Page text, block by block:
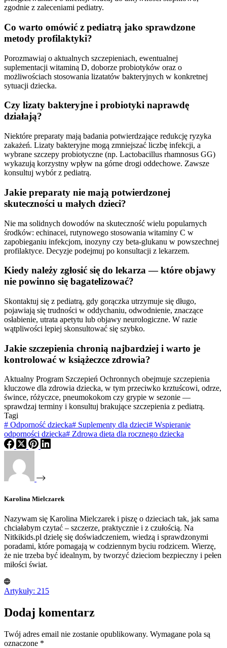
zgodnie z zaleceniami pediatry.
Co warto omówić z pediatrą jako sprawdzone
metody profilaktyki?
Porozmawiaj o aktualnych szczepieniach, ewentualnej
suplementacji witaminą D, doborze probiotyków oraz o
możliwościach stosowania lizatatów bakteryjnych w konkretnej
sytuacji dziecka.
Czy lizaty bakteryjne i probiotyki naprawdę
działają?
Niektóre preparaty mają badania potwierdzające redukcję ryzyka
zakażeń. Lizaty bakteryjne mogą zmniejszać liczbę infekcji, a
wybrane szczepy probiotyczne (np. Lactobacillus rhamnosus GG)
wykazują korzystny wpływ na górne drogi oddechowe. Zawsze
konsultuj wybór z pediatrą.
Jakie preparaty nie mają potwierdzonej
skuteczności u małych dzieci?
Nie ma solidnych dowodów na skuteczność wielu popularnych
środków: echinacei, rutynowego stosowania witaminy C w
zapobieganiu infekcjom, inozyny czy beta-glukanu w powszechnej
profilaktyce. Decyzje podejmuj po konsultacji z lekarzem.
Kiedy należy zgłosić się do lekarza — które objawy
nie powinno się bagatelizować?
Skontaktuj się z pediatrą, gdy gorączka utrzymuje się długo,
pojawiają się trudności w oddychaniu, odwodnienie, znaczące
osłabienie, utrata apetytu lub objawy neurologiczne. W razie
wątpliwości lepiej skonsultować się szybko.
Jakie szczepienia chronią najbardziej i warto je
kontrolować w książeczce zdrowia?
Aktualny Program Szczepień Ochronnych obejmuje szczepienia
kluczowe dla zdrowia dziecka, w tym przeciwko krztuścowi, odrze,
śwince, różyczce, pneumokokom czy grypie w sezonie —
sprawdzaj terminy i konsultuj brakujące szczepienia z pediatrą.
Tagi
# Odporność dziecka# Suplementy dla dzieci# Wspieranie
odporności dziecka# Zdrowa dieta dla rocznego dziecka
Karolina Mielczarek
Nazywam się Karolina Mielczarek i piszę o dzieciach tak, jak sama
chciałabym czytać – szczerze, praktycznie i z czułością. Na
Nitkikids.pl dzielę się doświadczeniem, wiedzą i sprawdzonymi
poradami, które pomagają w codziennym byciu rodzicem. Wierzę,
że nie trzeba być idealnym, by tworzyć dzieciom bezpieczny i pełen
miłości świat.
Artykuły: 215
Dodaj komentarz
Twój adres email nie zostanie opublikowany. Wymagane pola są
oznaczone *